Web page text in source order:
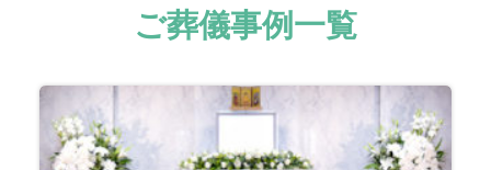
ご葬儀事例一覧